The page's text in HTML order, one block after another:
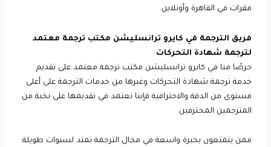
مقرات في القاهرة وأونلاين.
فريق الترجمة في كايرو ترانسليشن مكتب ترجمة معتمد
لترجمة شهادة التحركات
حرصًا منا في كايرو ترانسليشن مكتب ترجمة معتمد على تقديم
خدمة ترجمة شهادة التحركات وغيرها من خدمات الترجمة على أعلى
مستوى من الدقة والاحترافية فإننا نعتمد في تقديمها على نخبة من
المترجمين المحترفين.
ممن يتمتعون بخبرة واسعة في مجال الترجمة تمتد لسنوات طويلة